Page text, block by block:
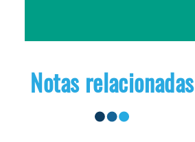
Notas relacionadas